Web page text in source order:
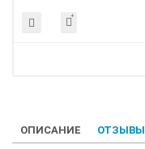
ОПИСАНИЕ ОТЗЫВЫ